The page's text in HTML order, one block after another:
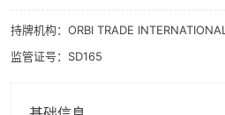
持牌机构：ORBI TRADE INTERNATIONAL
监管证号：SD165